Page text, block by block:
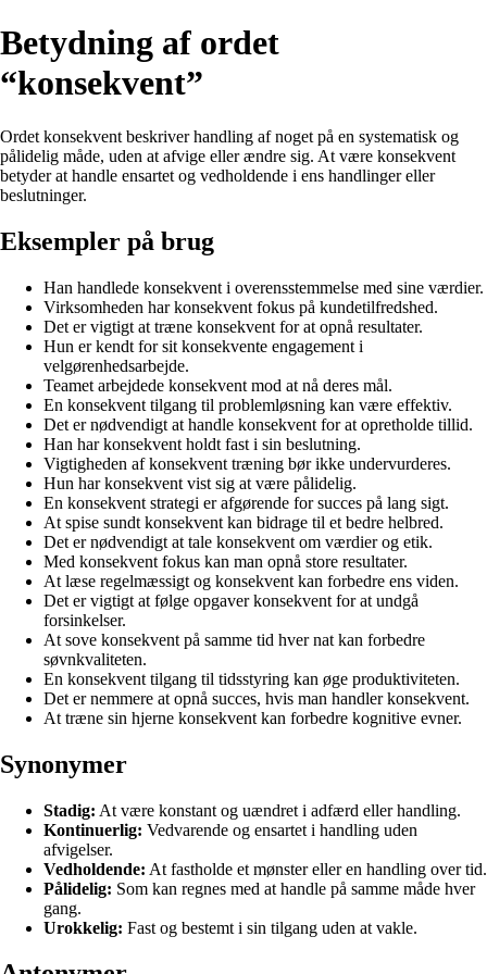
Betydning af ordet
“konsekvent”
Ordet konsekvent beskriver handling af noget på en systematisk og
pålidelig måde, uden at afvige eller ændre sig. At være konsekvent
betyder at handle ensartet og vedholdende i ens handlinger eller
beslutninger.
Eksempler på brug
Han handlede konsekvent i overensstemmelse med sine værdier.
Virksomheden har konsekvent fokus på kundetilfredshed.
Det er vigtigt at træne konsekvent for at opnå resultater.
Hun er kendt for sit konsekvente engagement i
velgørenhedsarbejde.
Teamet arbejdede konsekvent mod at nå deres mål.
En konsekvent tilgang til problemløsning kan være effektiv.
Det er nødvendigt at handle konsekvent for at opretholde tillid.
Han har konsekvent holdt fast i sin beslutning.
Vigtigheden af konsekvent træning bør ikke undervurderes.
Hun har konsekvent vist sig at være pålidelig.
En konsekvent strategi er afgørende for succes på lang sigt.
At spise sundt konsekvent kan bidrage til et bedre helbred.
Det er nødvendigt at tale konsekvent om værdier og etik.
Med konsekvent fokus kan man opnå store resultater.
At læse regelmæssigt og konsekvent kan forbedre ens viden.
Det er vigtigt at følge opgaver konsekvent for at undgå
forsinkelser.
At sove konsekvent på samme tid hver nat kan forbedre
søvnkvaliteten.
En konsekvent tilgang til tidsstyring kan øge produktiviteten.
Det er nemmere at opnå succes, hvis man handler konsekvent.
At træne sin hjerne konsekvent kan forbedre kognitive evner.
Synonymer
Stadig: At være konstant og uændret i adfærd eller handling.
Kontinuerlig: Vedvarende og ensartet i handling uden
afvigelser.
Vedholdende: At fastholde et mønster eller en handling over tid.
Pålidelig: Som kan regnes med at handle på samme måde hver
gang.
Urokkelig: Fast og bestemt i sin tilgang uden at vakle.